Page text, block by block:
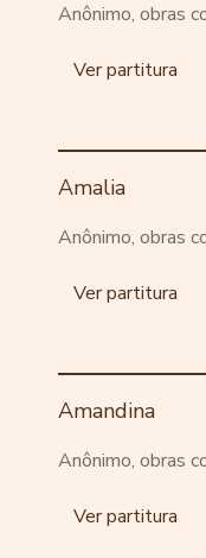
Anônimo, obras
Ver partitura
Amalia
Anônimo, obras
Ver partitura
Amandina
Anônimo, obras
Ver partitura